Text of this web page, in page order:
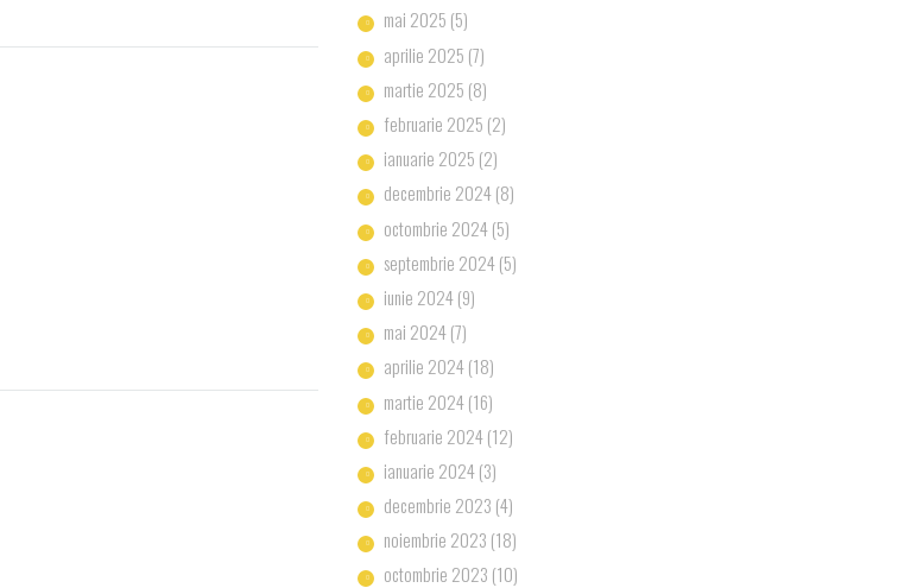
mai 2025 (5)
aprilie 2025 (7)
martie 2025 (8)
februarie 2025 (2)
ianuarie 2025 (2)
decembrie 2024(8)
octombrie 2024(5)
septembrie 2024(5)
iunie 2024(9)
mai 2024(7)
aprilie 2024(18)
martie 2024(16)
februarie 2024(12)
ianuarie 2024(3)
decembrie 2023 (4)
noiembrie 2023 (18)
octombrie 2023 (10)